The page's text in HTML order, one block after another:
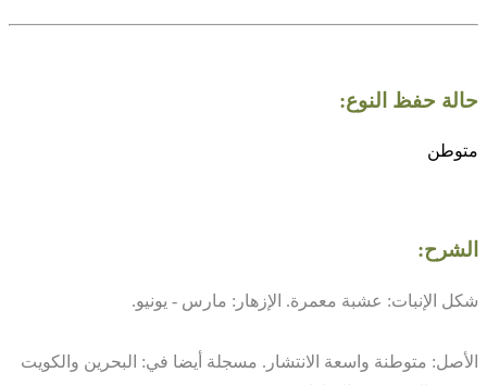
حالة حفظ النوع:
متوطن
الشرح:
شكل الإنبات: عشبة معمرة. الإزهار: مارس - يونيو.
الأصل: متوطنة واسعة الانتشار. مسجلة أيضا في: البحرين والكويت